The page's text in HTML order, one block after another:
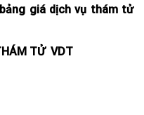
bảng giá dịch vụ thám tử
TỬ VDT